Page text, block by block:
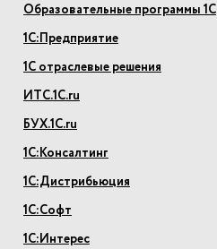
Образовательные программы 1С
1С:Предприятие
1С отраслевые решения
ИТС.1С.ru
БУХ.1С.ru
1С:Консалтинг
1С:Дистрибьюция
1С:Софт
1С:Интерес